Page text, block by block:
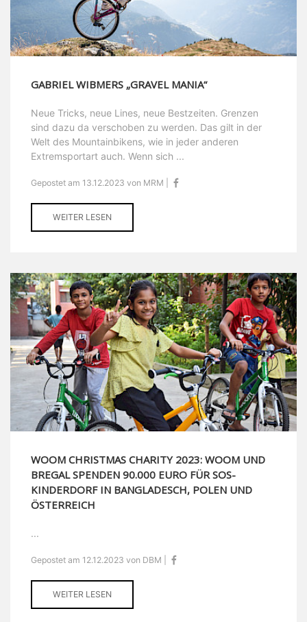
GABRIEL WIBMERS „GRAVEL MANIA“
Neue Tricks, neue Lines, neue Bestzeiten. Grenzen
sind dazu da verschoben zu werden. Das gilt in der
Welt des Mountainbikens, wie in jeder anderen
Extremsportart auch. Wenn sich ...
Gepostet am 13.12.2023 von MRM |
WEITER LESEN
WOOM CHRISTMAS CHARITY 2023: WOOM UND
BREGAL SPENDEN 90.000 EURO FÜR SOS-
KINDERDORF IN BANGLADESCH, POLEN UND
ÖSTERREICH
...
Gepostet am 12.12.2023 von DBM |
WEITER LESEN